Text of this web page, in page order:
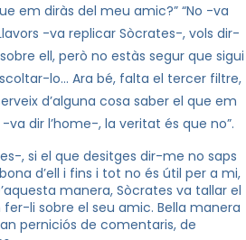
em diràs del meu amic?” “No -va
-va replicar Sòcrates-, vols dir-
ell, però no estàs segur que sigui
lo… Ara bé, falta el tercer filtre,
d’alguna cosa saber el que em
va dir l’home-, la veritat és que no”.
, si el que desitges dir-me no saps
d’ell i fins i tot no és útil per a mi,
manera, Sòcrates va tallar el
li sobre el seu amic. Bella manera
perniciós de comentaris, de